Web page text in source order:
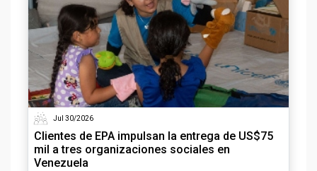
Jul 30/2026
Clientes de EPA impulsan la entrega de US$75
mil a tres organizaciones sociales en
Venezuela